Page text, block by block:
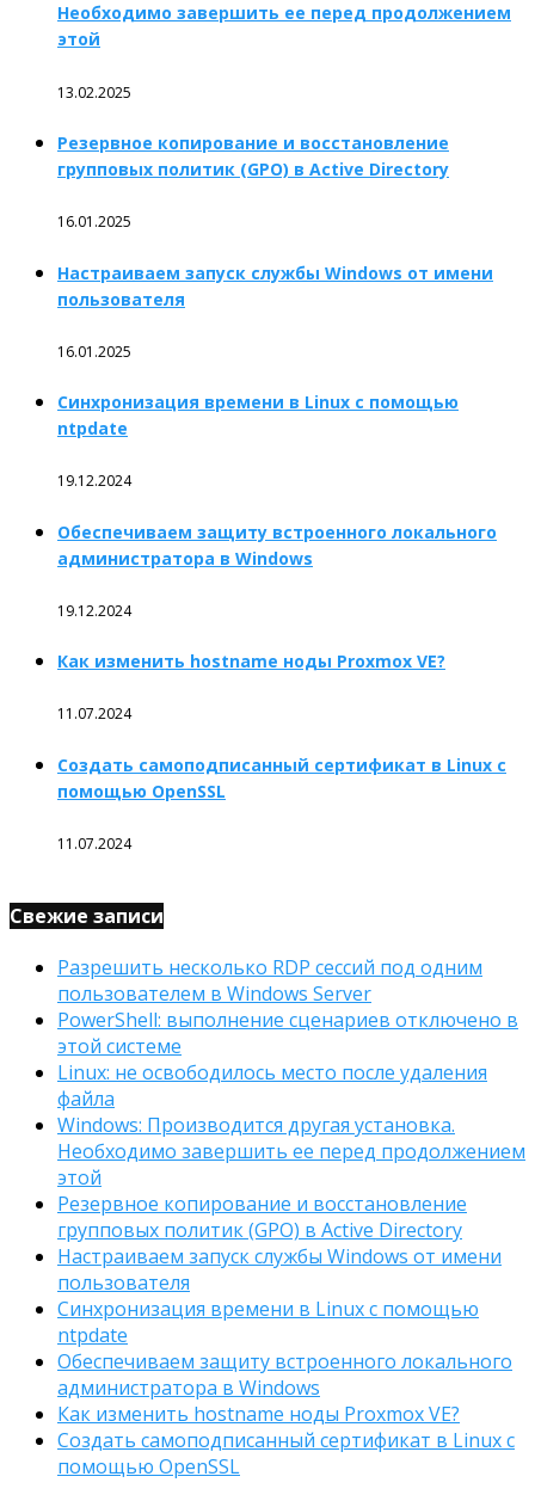
Необходимо завершить ее перед продолжением
этой
13.02.2025
Резервное копирование и восстановление
групповых политик (GPO) в Active Directory
16.01.2025
Настраиваем запуск службы Windows от имени
пользователя
16.01.2025
Синхронизация времени в Linux с помощью
ntpdate
19.12.2024
Обеспечиваем защиту встроенного локального
администратора в Windows
19.12.2024
Как изменить hostname ноды Proxmox VE?
11.07.2024
Создать самоподписанный сертификат в Linux с
помощью OpenSSL
11.07.2024
Свежие записи
Разрешить несколько RDP сессий под одним
пользователем в Windows Server
PowerShell: выполнение сценариев отключено в
этой системе
Linux: не освободилось место после удаления
файла
Windows: Производится другая установка.
Необходимо завершить ее перед продолжением
этой
Резервное копирование и восстановление
групповых политик (GPO) в Active Directory
Настраиваем запуск службы Windows от имени
пользователя
Синхронизация времени в Linux с помощью
ntpdate
Обеспечиваем защиту встроенного локального
администратора в Windows
Как изменить hostname ноды Proxmox VE?
Создать самоподписанный сертификат в Linux с
помощью OpenSSL